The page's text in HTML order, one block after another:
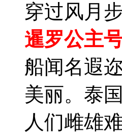
穿过风月
暹罗公主号
船闻名遐
美丽。泰
人们雌雄